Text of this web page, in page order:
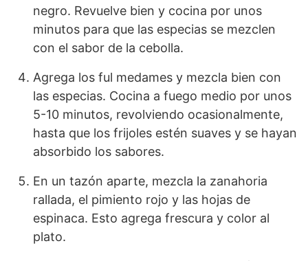
negro. Revuelve bien y cocina por unos
minutos para que las especias se mezclen
con el sabor de la cebolla.
Agrega los ful medames y mezcla bien con
las especias. Cocina a fuego medio por unos
5-10 minutos, revolviendo ocasionalmente,
hasta que los frijoles estén suaves y se hayan
absorbido los sabores.
En un tazón aparte, mezcla la zanahoria
rallada, el pimiento rojo y las hojas de
espinaca. Esto agrega frescura y color al
plato.